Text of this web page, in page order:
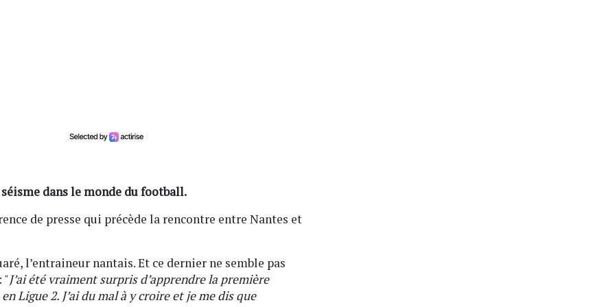
dans le monde du football.
de presse qui précède la rencontre entre Nantes et
l’entraineur nantais. Et ce dernier ne semble pas
"J’ai été vraiment surpris d’apprendre la première
Ligue 2. J’ai du mal à y croire et je me dis que